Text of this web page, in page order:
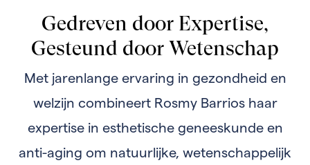
Gedreven door Expertise,
Gesteund door Wetenschap
Met jarenlange ervaring in gezondheid en
welzijn combineert Rosmy Barrios haar
expertise in esthetische geneeskunde en
anti-aging om natuurlijke, wetenschappelijk